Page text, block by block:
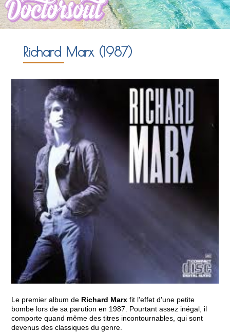
Richard Marx (1987)
Le premier album de Richard Marx fit l'effet d'une petite
bombe lors de sa parution en 1987. Pourtant assez inégal, il
comporte quand même des titres incontournables, qui sont
devenus des classiques du genre.